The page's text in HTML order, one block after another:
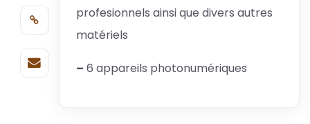
profesionnels ainsi que divers autres
matériels
– 6 appareils photonumériques